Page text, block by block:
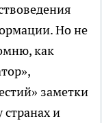
Но не
как
заметки
и